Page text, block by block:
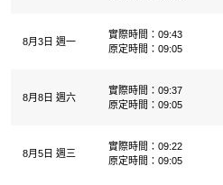
8月3日 週一
實際時間：09:43
原定時間：09:05
8月8日 週六
實際時間：09:37
原定時間：09:05
8月5日 週三
實際時間：09:22
原定時間：09:05